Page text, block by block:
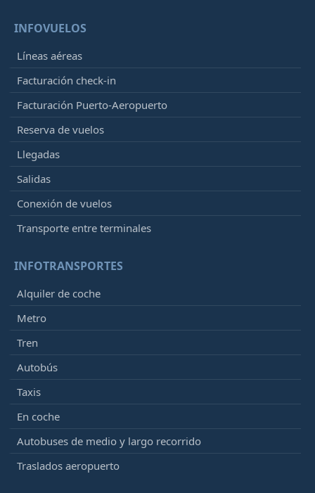
INFOVUELOS
Líneas aéreas
Facturación check-in
Facturación Puerto-Aeropuerto
Reserva de vuelos
Llegadas
Salidas
Conexión de vuelos
Transporte entre terminales
INFOTRANSPORTES
Alquiler de coche
Metro
Tren
Autobús
Taxis
En coche
Autobuses de medio y largo recorrido
Traslados aeropuerto